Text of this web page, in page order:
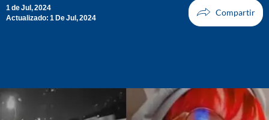
1 de Jul, 2024
Actualizado: 1 De Jul, 2024